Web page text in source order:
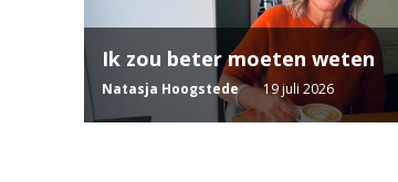
Ik zou beter moeten weten
Natasja Hoogstede 19 juli 2026